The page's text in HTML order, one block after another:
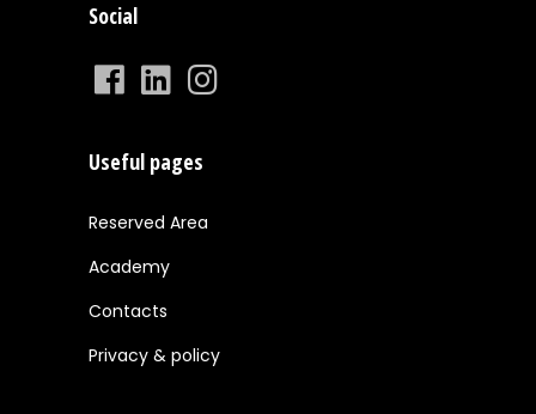
Social
Useful pages
Reserved Area
Academy
Contacts
Privacy & policy